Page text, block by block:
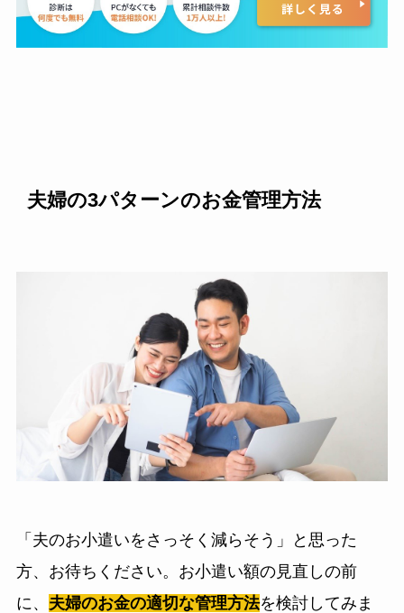
夫婦の3パターンのお金管理方法
「夫のお小遣いをさっそく減らそう」と思った
方、お待ちください。お小遣い額の見直しの前
に、 夫婦のお金の適切な管理方法を検討してみま